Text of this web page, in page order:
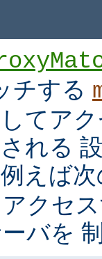
チする
てア
れる
えば
クセ
バを